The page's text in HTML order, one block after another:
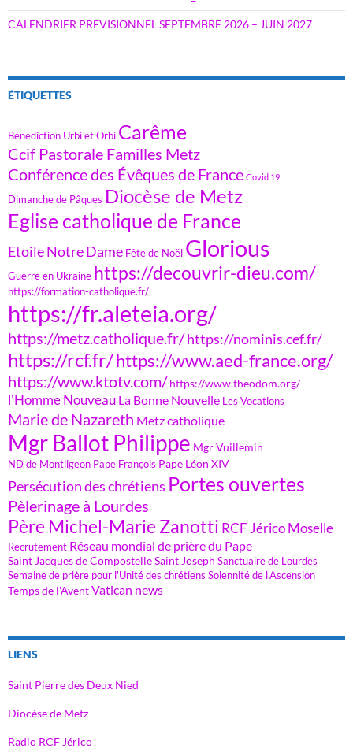
CALENDRIER PREVISIONNEL SEPTEMBRE 2026 – JUIN 2027
ÉTIQUETTES
Bénédiction Urbi et Orbi Carême
Ccif Pastorale Familles Metz
Conférence des Évêques de France Covid 19
Dimanche de Pâques Diocèse de Metz
Eglise catholique de France
Etoile Notre Dame Fête de Noël Glorious
Guerre en Ukraine https://decouvrir-dieu.com/
https://formation-catholique.fr/
https://fr.aleteia.org/
https://metz.catholique.fr/https://nominis.cef.fr/
https://rcf.fr/https://www.aed-france.org/
https://www.ktotv.com/ https://www.theodom.org/
l'Homme Nouveau La Bonne Nouvelle Les Vocations
Marie de Nazareth Metz catholique
Mgr Ballot Philippe Mgr Vuillemin
ND de Montligeon Pape François Pape Léon XIV
Persécution des chrétiens Portes ouvertes
Pèlerinage à Lourdes
Père Michel-Marie Zanotti RCF Jérico Moselle
Recrutement Réseau mondial de prière du Pape
Saint Jacques de CompostelleSaint Joseph Sanctuaire de Lourdes
Semaine de prière pour l'Unité des chrétiens Solennité de l'Ascension
Temps de l'AventVatican news
LIENS
Saint Pierre des Deux Nied
Diocèse de Metz
Radio RCF Jérico